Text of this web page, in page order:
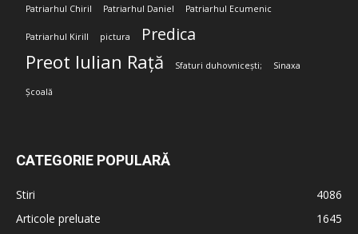
Patriarhul Chiril Patriarhul Daniel Patriarhul Ecumenic
Patriarhul Kirill pictura Predica
Preot Iulian Rață Sfaturi duhovnicești; Sinaxa
Școală
CATEGORIE POPULARĂ
Stiri
4086
Articole preluate
1645